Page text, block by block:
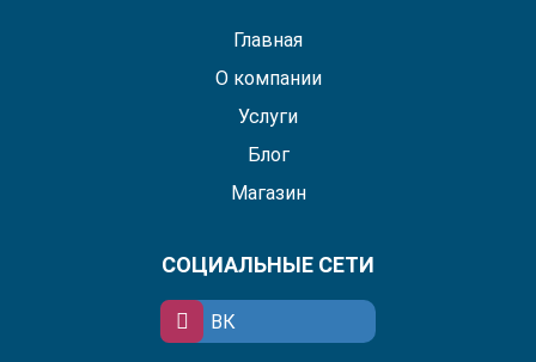
Главная
О компании
Услуги
Блог
Магазин
СОЦИАЛЬНЫЕ СЕТИ
ВК